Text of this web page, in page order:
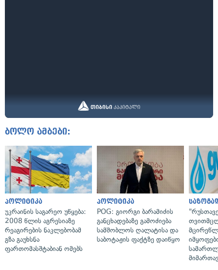
ბოლო ამბები:
პოლიტიკა
უკრაინის საგარეო უწყება:
2008 წლის აგრესიაზე
რეაგირების ნაკლებობამ
გზა გაუხსნა
ფართომასშტაბიან ომებს
პოლიტიკა
POG: გიორგი ბარამიძის
განცხადებაზე გამოძიება
სამშობლოს ღალატისა და
საბოტაჟის ფაქტზე დაიწყო